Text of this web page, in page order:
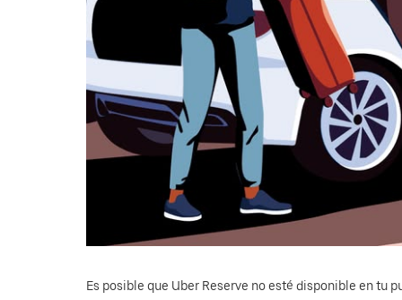
Es posible que Uber Reserve no esté disponible en tu